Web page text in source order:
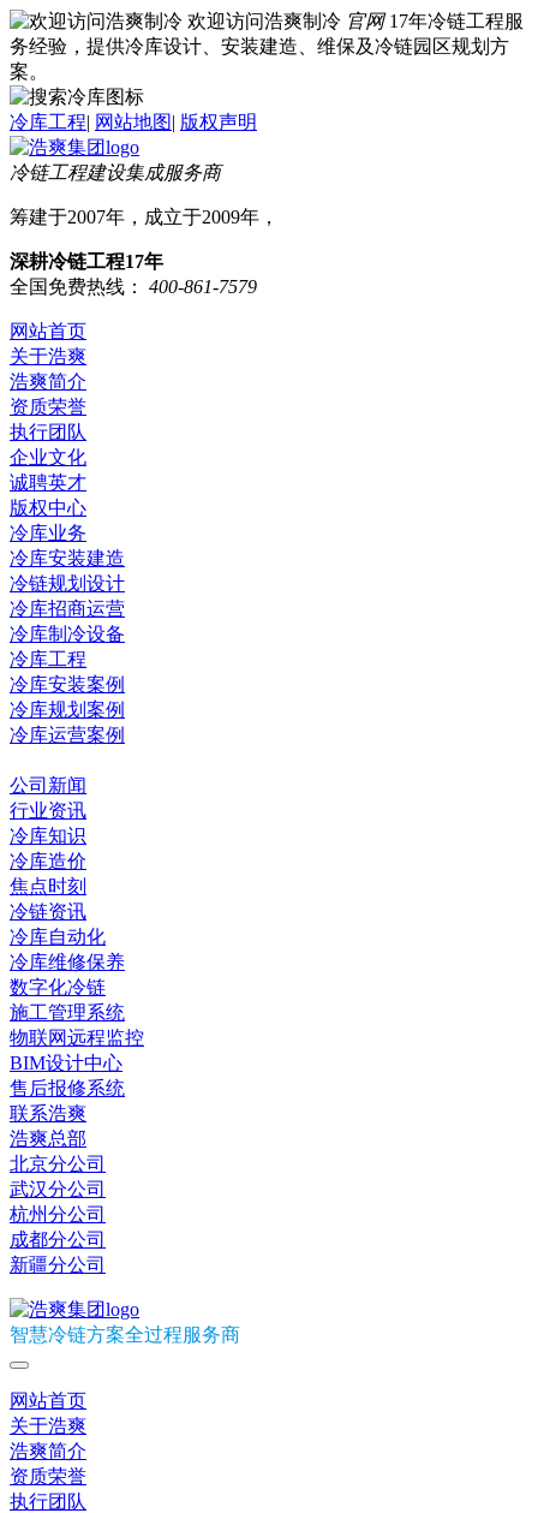
欢迎访问浩爽制冷 官网 17年冷链工程服
务经验，提供冷库设计、安装建造、维保及冷链园区规划方
案。
冷库工程| 网站地图| 版权声明
冷链工程建设集成服务商
筹建于2007年，成立于2009年，
深耕冷链工程17年
全国免费热线：
400-861-7579
网站首页
关于浩爽
浩爽简介
资质荣誉
执行团队
企业文化
诚聘英才
版权中心
冷库业务
冷库安装建造
冷链规划设计
冷库招商运营
冷库制冷设备
冷库工程
冷库安装案例
冷库规划案例
冷库运营案例
公司新闻
行业资讯
冷库知识
冷库造价
焦点时刻
冷链资讯
冷库自动化
冷库维修保养
数字化冷链
施工管理系统
物联网远程监控
BIM设计中心
售后报修系统
联系浩爽
浩爽总部
北京分公司
武汉分公司
杭州分公司
成都分公司
新疆分公司
智慧冷链方案全过程服务商
网站首页
关于浩爽
浩爽简介
资质荣誉
执行团队